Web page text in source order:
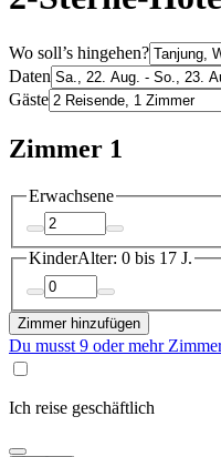
Wo soll’s hingehen?
Daten
Gäste
Zimmer 1
Erwachsene
KinderAlter: 0 bis 17 J.
Zimmer hinzufügen
Du musst 9 oder mehr
Ich reise geschäftlich